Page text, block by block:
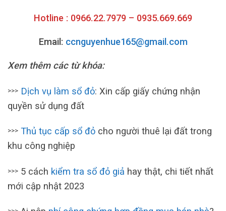
Hotline : 0966.22.7979 – 0935.669.669
Email: ccnguyenhue165@gmail.com
Xem thêm các từ khóa:
>>> Dịch vụ làm sổ đỏ: Xin cấp giấy chứng nhận
quyền sử dụng đất
>>> Thủ tục cấp sổ đỏ cho người thuê lại đất trong
khu công nghiệp
>>> 5 cách kiểm tra sổ đỏ giả hay thật, chi tiết nhất
mới cập nhật 2023